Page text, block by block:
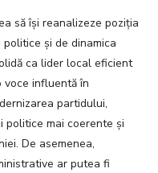
să își reanalizeze poziția
și de dinamica
ca lider local eficient
voce influentă în
partidului,
politice mai coerente și
De asemenea,
ar putea fi